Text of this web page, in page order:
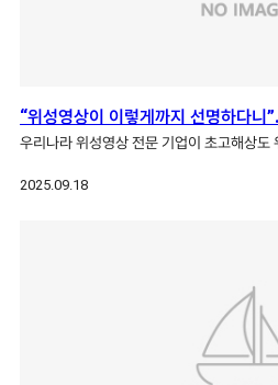
우리나라 위성영상 전문 기업이 초고해상도
2025.09.18